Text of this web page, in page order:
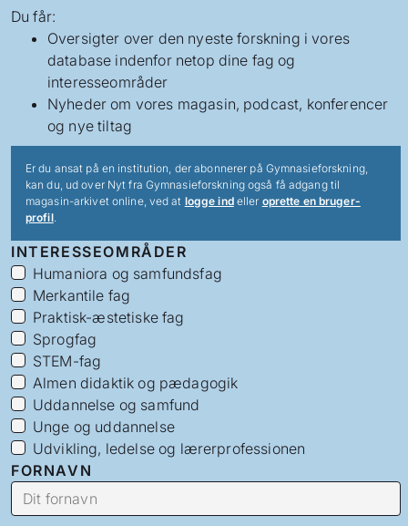
Du får:
Oversigter over den nyeste forskning i vores
database indenfor netop dine fag og
interesseområder
Nyheder om vores magasin, podcast, konferencer
og nye tiltag
Er du ansat på en institution, der abonnerer på Gymnasieforskning,
kan du, ud over Nyt fra Gymnasieforskning også få adgang til
magasin-arkivet online, ved at logge indeller oprette en bruger-
profil.
INTERESSEOMRÅDER
Humaniora og samfundsfag
Merkantile fag
Praktisk-æstetiske fag
Sprogfag
STEM-fag
Almen didaktik og pædagogik
Uddannelse og samfund
Unge og uddannelse
Udvikling, ledelse og lærerprofessionen
FORNAVN